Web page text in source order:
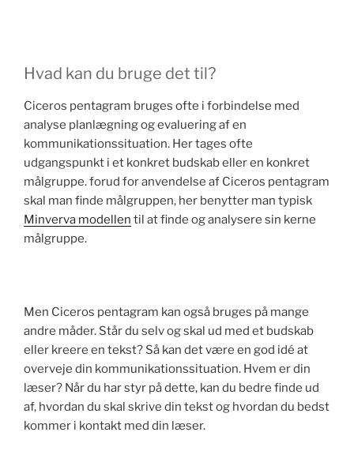
Hvad kan du bruge det til?
Ciceros pentagram bruges ofte i forbindelse med
analyse planlægning og evaluering af en
kommunikationssituation. Her tages ofte
udgangspunkt i et konkret budskab eller en konkret
målgruppe. forud for anvendelse af Ciceros pentagram
skal man finde målgruppen, her benytter man typisk
Minverva modellen til at finde og analysere sin kerne
målgruppe.
Men Ciceros pentagram kan også bruges på mange
andre måder. Står du selv og skal ud med et budskab
eller kreere en tekst? Så kan det være en god idé at
overveje din kommunikationssituation. Hvem er din
læser? Når du har styr på dette, kan du bedre finde ud
af, hvordan du skal skrive din tekst og hvordan du bedst
kommer i kontakt med din læser.